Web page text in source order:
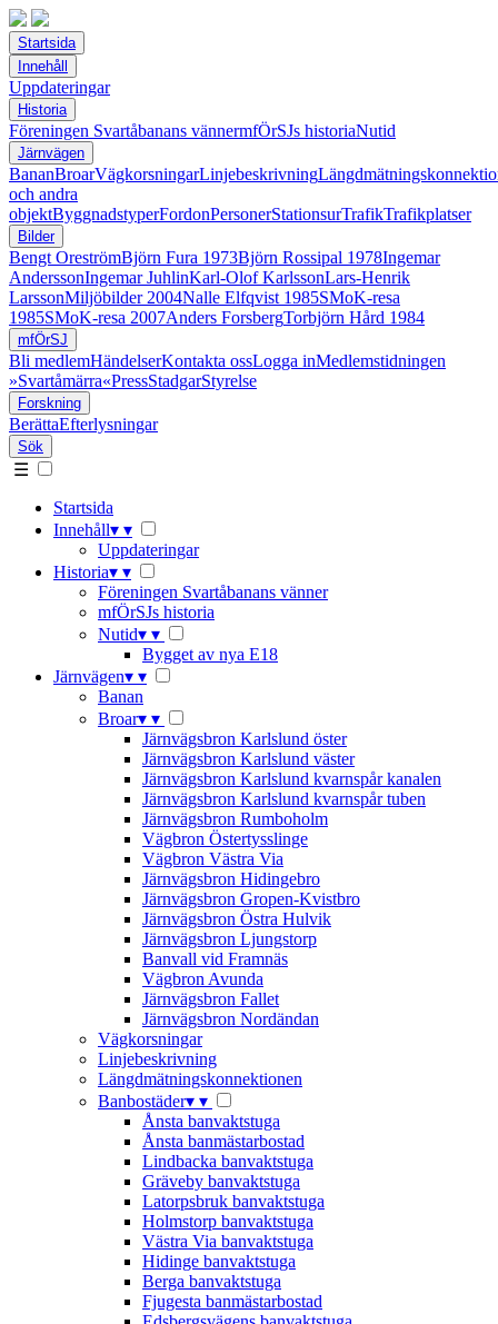
Startsida
Innehåll
Uppdateringar
Historia
Föreningen Svartåbanans vännermfÖrSJs historiaNutid
Järnvägen
BananBroarVägkorsningarLinjebeskrivning
och andra
objektByggnadstyperFordonPersonerStationsurTrafikTrafikplatser
Bilder
Bengt OreströmBjörn Fura 1973Björn Rossipal 1978Ingemar
AnderssonIngemar JuhlinKarl-Olof KarlssonLars-Henrik
LarssonMiljöbilder 2004Nalle Elfqvist 1985SMoK-resa
1985SMoK-resa 2007Anders ForsbergTorbjörn Hård 1984
mfÖrSJ
Bli medlemHändelserKontakta ossLogga inMedlemstidningen
»Svartåmärra«PressStadgarStyrelse
Forskning
BerättaEfterlysningar
Sök
☰
Startsida
Innehåll▾ ▾
Uppdateringar
Historia▾ ▾
Föreningen Svartåbanans vänner
mfÖrSJs historia
Nutid▾ ▾
Bygget av nya E18
Järnvägen▾ ▾
Banan
Broar▾ ▾
Järnvägsbron Karlslund öster
Järnvägsbron Karlslund väster
Järnvägsbron Karlslund kvarnspår kanalen
Järnvägsbron Karlslund kvarnspår tuben
Järnvägsbron Rumboholm
Vägbron Östertysslinge
Vägbron Västra Via
Järnvägsbron Hidingebro
Järnvägsbron Gropen-Kvistbro
Järnvägsbron Östra Hulvik
Järnvägsbron Ljungstorp
Banvall vid Framnäs
Vägbron Avunda
Järnvägsbron Fallet
Järnvägsbron Nordändan
Vägkorsningar
Linjebeskrivning
Längdmätningskonnektionen
Banbostäder▾ ▾
Ånsta banvaktstuga
Ånsta banmästarbostad
Lindbacka banvaktstuga
Gräveby banvaktstuga
Latorpsbruk banvaktstuga
Holmstorp banvaktstuga
Västra Via banvaktstuga
Hidinge banvaktstuga
Berga banvaktstuga
Fjugesta banmästarbostad